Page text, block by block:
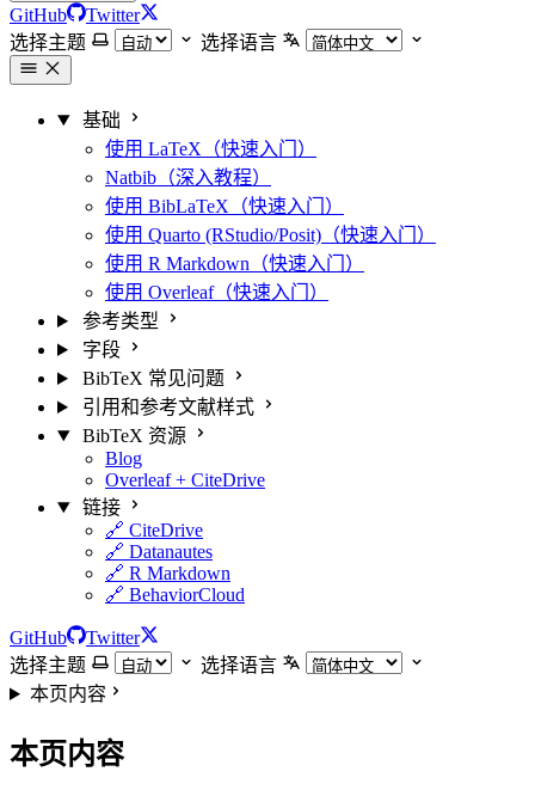
GitHub
Twitter
选择主题
选择语言
基础
使用 LaTeX（快速入门）
Natbib（深入教程）
使用 BibLaTeX（快速入门）
使用 Quarto (RStudio/Posit)（快速入门）
使用 R Markdown（快速入门）
使用 Overleaf（快速入门）
参考类型
字段
BibTeX 常见问题
引用和参考文献样式
BibTeX 资源
Blog
Overleaf + CiteDrive
链接
🔗 CiteDrive
🔗 Datanautes
🔗 R Markdown
🔗 BehaviorCloud
GitHub
Twitter
选择主题
选择语言
本页内容
本页内容